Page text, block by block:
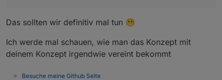
Aktuell living, living-auto, sleep, sleep-auto und
astro.
und den Sinn darin sehe ich nicht.
Diese Gruppen sind IMHO obsolet, wenn es sich
dabei um Räume in verschidenen
ioBroker.shuttercontrol
Das sollten wir definitiv mal tun 😬
Ich werde mal schauen, wie man das Konzept mit
deinem Konzept irgendwie vereint bekommt
Besuche meine Github Seite